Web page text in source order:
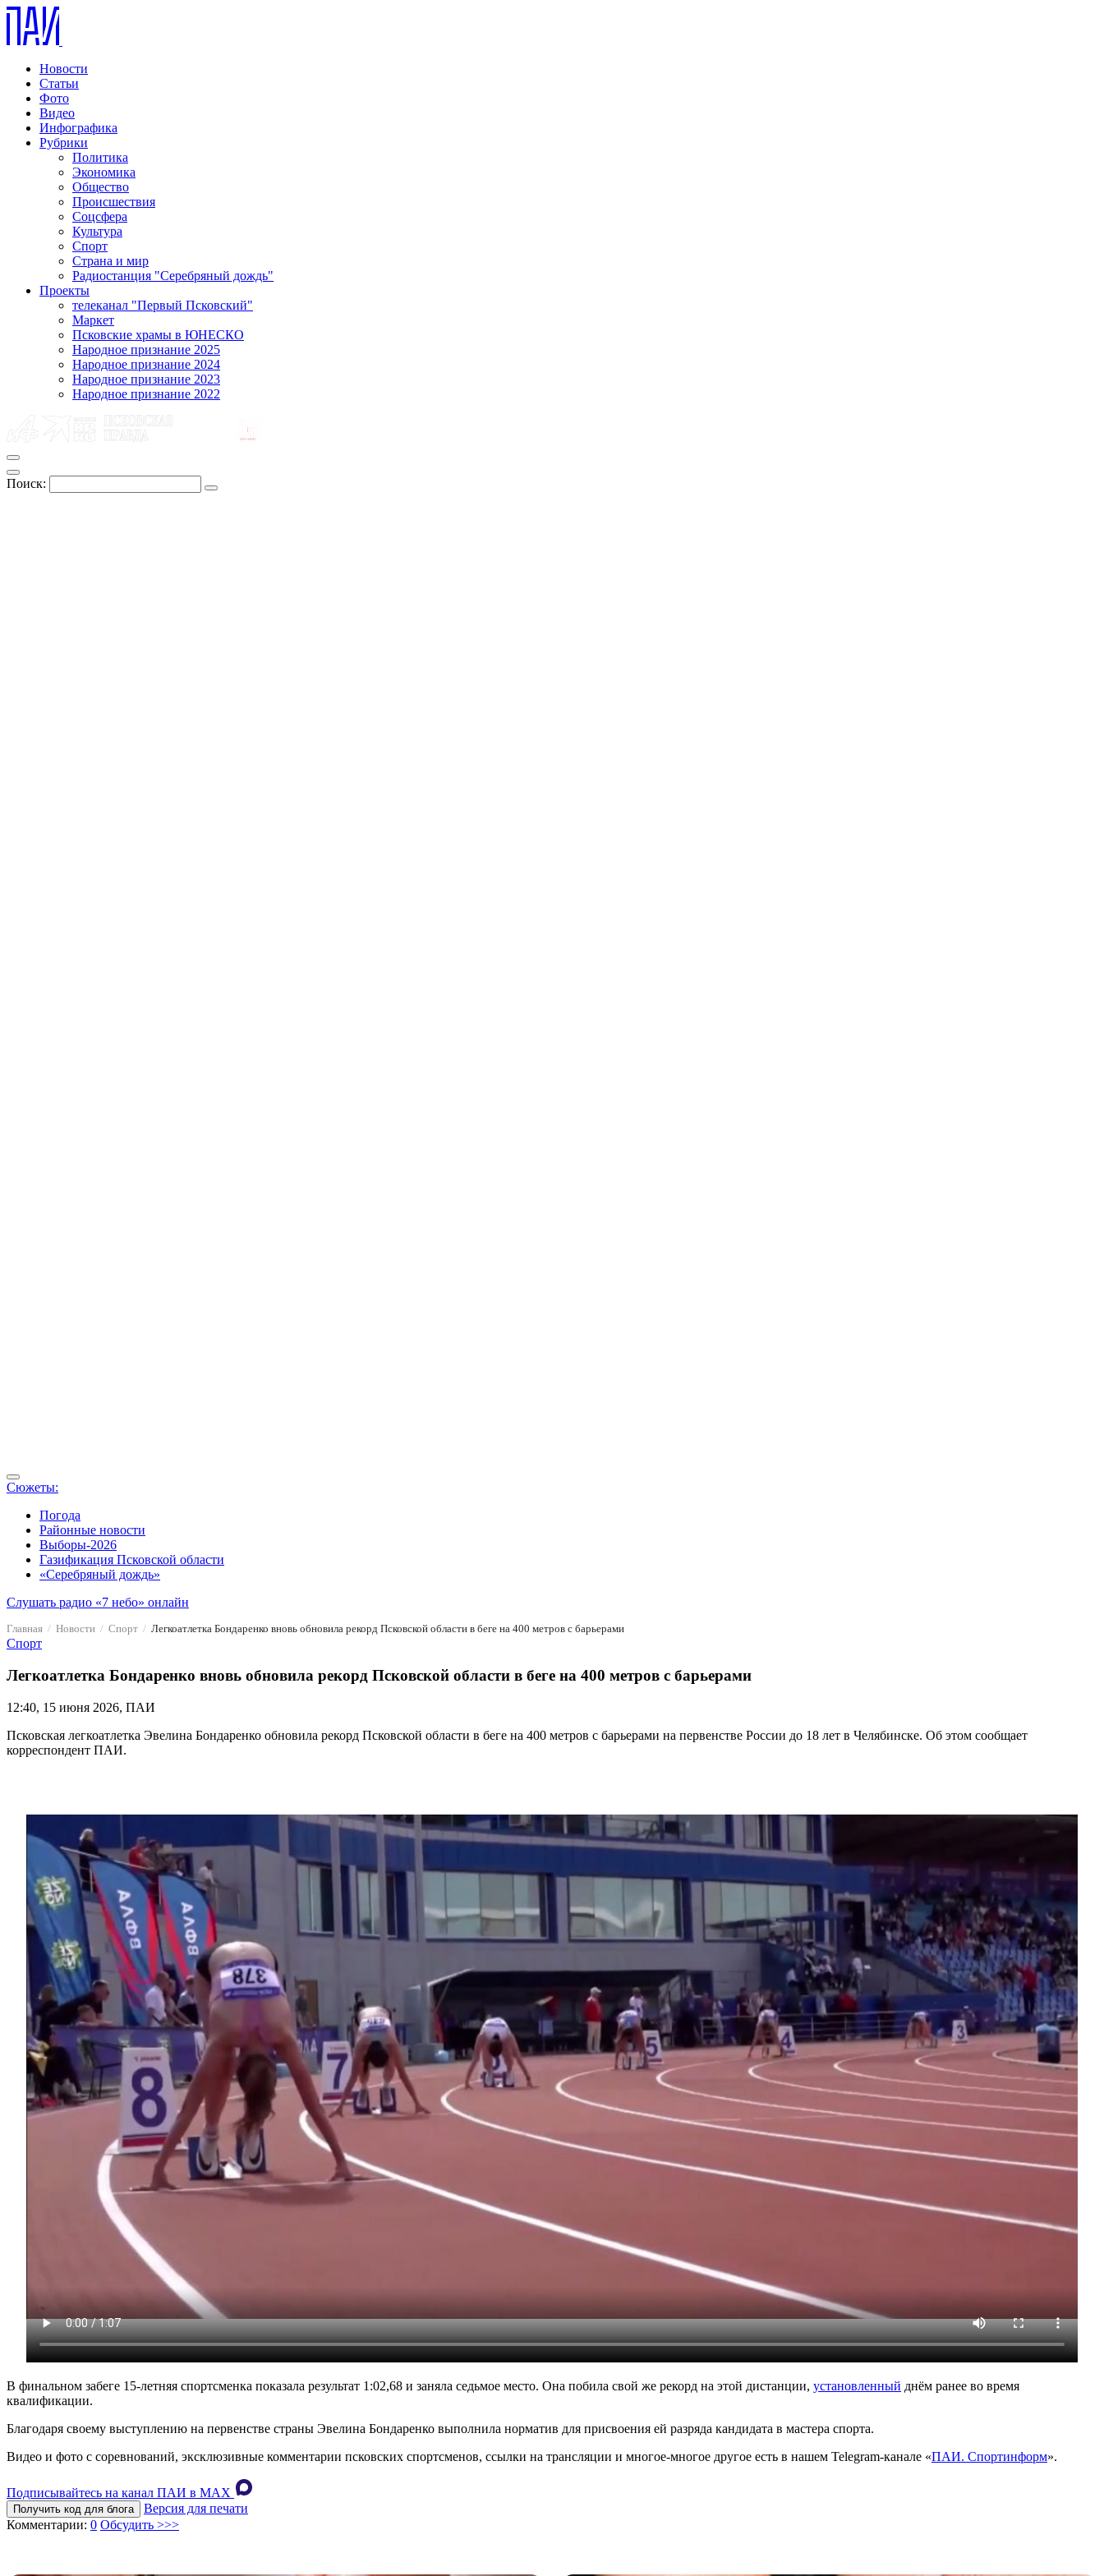
Новости
Статьи
Фото
Видео
Инфографика
Рубрики
Политика
Экономика
Общество
Происшествия
Соцсфера
Культура
Спорт
Страна и мир
Радиостанция "Серебряный дождь"
Проекты
телеканал "Первый Псковский"
Маркет
Псковские храмы в ЮНЕСКО
Народное признание 2025
Народное признание 2024
Народное признание 2023
Народное признание 2022
Поиск:
Сюжеты:
Погода
Районные новости
Выборы-2026
Газификация Псковской области
«Серебряный дождь»
Слушать радио «7 небо» онлайн
Главная Новости Спорт Легкоатлетка Бондаренко вновь обновила рекорд Псковской области в беге на 400 метров с барьерами
Спорт
Легкоатлетка Бондаренко вновь обновила рекорд Псковской области в беге на 400 метров с барьерами
12:40, 15 июня 2026, ПАИ
Псковская легкоатлетка Эвелина Бондаренко обновила рекорд Псковской области в беге на 400 метров с барьерами на первенстве России до 18 лет в Челябинске. Об этом сообщает
корреспондент ПАИ.
В финальном забеге 15-летняя спортсменка показала результат 1:02,68 и заняла седьмое место. Она побила свой же рекорд на этой дистанции, установленный днём ранее во время
квалификации.
Благодаря своему выступлению на первенстве страны Эвелина Бондаренко выполнила норматив для присвоения ей разряда кандидата в мастера спорта.
Видео и фото с соревнований, эксклюзивные комментарии псковских спортсменов, ссылки на трансляции и многое-многое другое есть в нашем Telegram-канале «ПАИ. Спортинформ».
Подписывайтесь на канал ПАИ в MAХ
Получить код для блога
Версия для печати
Комментарии: 0 Обсудить >>>